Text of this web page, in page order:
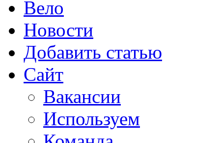
Вело
Новости
Добавить статью
Сайт
Вакансии
Используем